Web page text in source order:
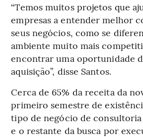
“Temos muitos projetos que
empresas a entender melhor
seus negócios, como se
ambiente muito mais
encontrar uma oportunidade
aquisição”, disse Santos.
Cerca de 65% da receita da
primeiro semestre de
tipo de negócio de
e o restante da busca por